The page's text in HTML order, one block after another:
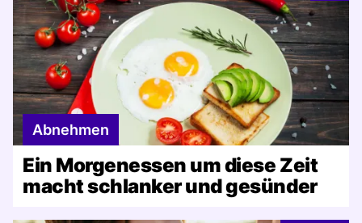
Abnehmen
Ein Morgenessen um diese Zeit
macht schlanker und gesünder